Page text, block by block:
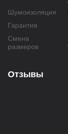
Шумоизоляция
Гарантия
Смена
размеров
Отзывы